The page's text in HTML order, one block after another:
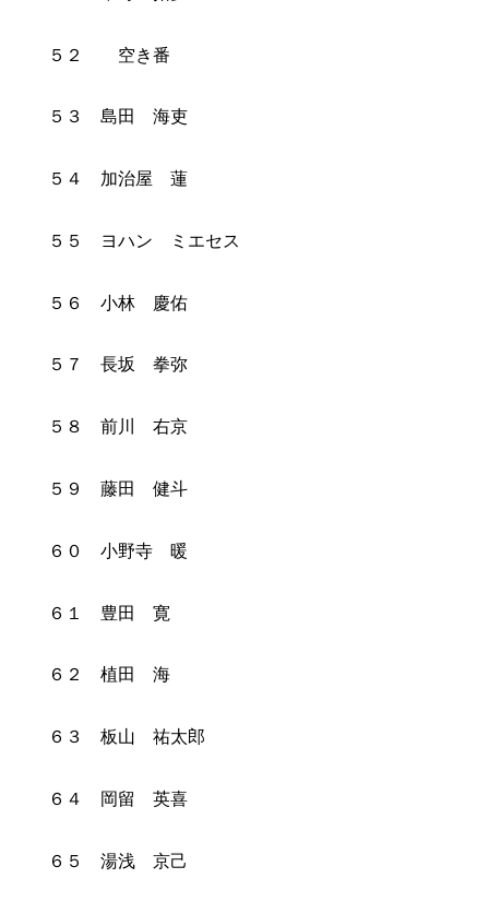
５２ 空き番
５３ 島田 海吏
５４ 加治屋 蓮
５５ ヨハン ミエセス
５６ 小林 慶佑
５７ 長坂 拳弥
５８ 前川 右京
５９ 藤田 健斗
６０ 小野寺 暖
６１ 豊田 寛
６２ 植田 海
６３ 板山 祐太郎
６４ 岡留 英喜
６５ 湯浅 京己